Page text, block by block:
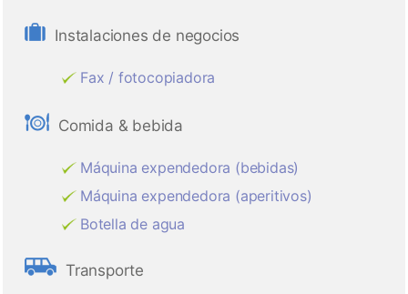
Instalaciones de negocios
Fax / fotocopiadora
Comida & bebida
Máquina expendedora (bebidas)
Máquina expendedora (aperitivos)
Botella de agua
Transporte